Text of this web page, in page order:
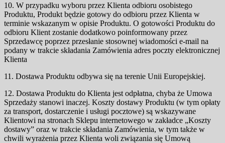
10. W przypadku wyboru przez Klienta odbioru osobistego
Produktu, Produkt będzie gotowy do odbioru przez Klienta w
terminie wskazanym w opisie Produktu. O gotowości Produktu do
odbioru Klient zostanie dodatkowo poinformowany przez
Sprzedawcę poprzez przesłanie stosownej wiadomości e-mail na
podany w trakcie składania Zamówienia adres poczty elektronicznej
Klienta
11. Dostawa Produktu odbywa się na terenie Unii Europejskiej.
12. Dostawa Produktu do Klienta jest odpłatna, chyba że Umowa
Sprzedaży stanowi inaczej. Koszty dostawy Produktu (w tym opłaty
za transport, dostarczenie i usługi pocztowe) są wskazywane
Klientowi na stronach Sklepu internetowego w zakładce „Koszty
dostawy” oraz w trakcie składania Zamówienia, w tym także w
chwili wyrażenia przez Klienta woli związania się Umową